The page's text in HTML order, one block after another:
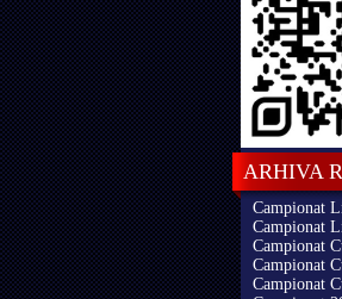
ARHIVA
Campionat
Campionat
Campionat
Campionat
Campionat